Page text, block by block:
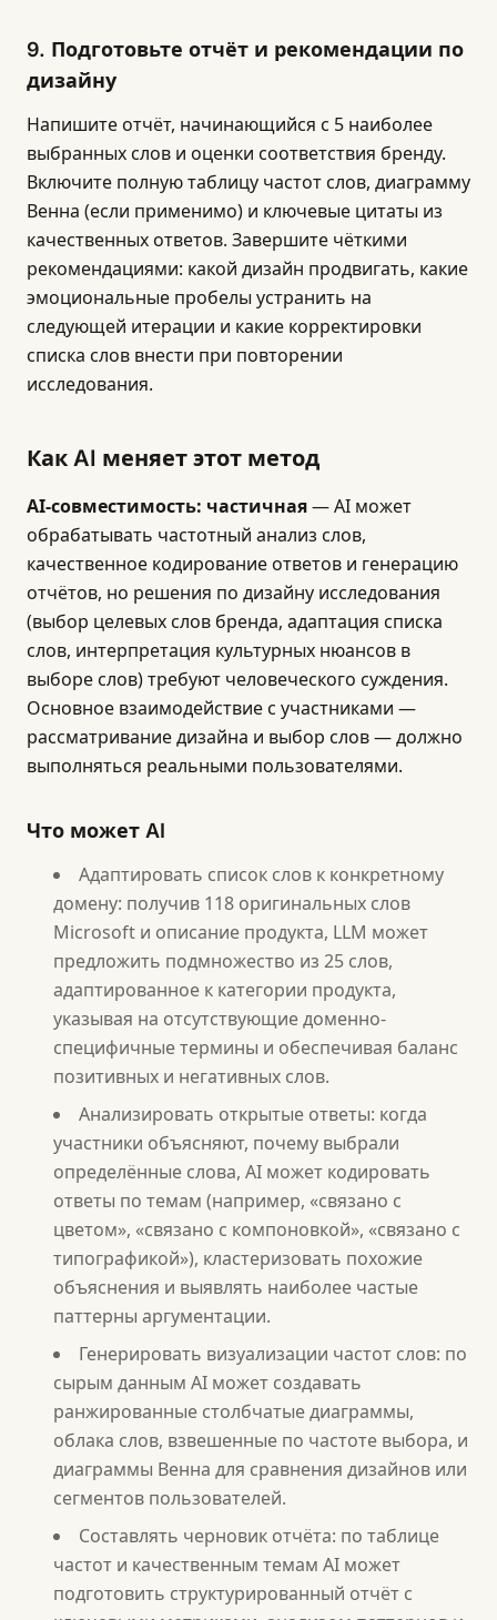
9. Подготовьте отчёт и рекомендации по
дизайну
Напишите отчёт, начинающийся с 5 наиболее
выбранных слов и оценки соответствия бренду.
Включите полную таблицу частот слов, диаграмму
Венна (если применимо) и ключевые цитаты из
качественных ответов. Завершите чёткими
рекомендациями: какой дизайн продвигать, какие
эмоциональные пробелы устранить на
следующей итерации и какие корректировки
списка слов внести при повторении
исследования.
Как AI меняет этот метод
AI-совместимость: частичная— AI может
обрабатывать частотный анализ слов,
качественное кодирование ответов и генерацию
отчётов, но решения по дизайну исследования
(выбор целевых слов бренда, адаптация списка
слов, интерпретация культурных нюансов в
выборе слов) требуют человеческого суждения.
Основное взаимодействие с участниками —
рассматривание дизайна и выбор слов — должно
выполняться реальными пользователями.
Что может AI
Адаптировать список слов к конкретному
домену: получив 118 оригинальных слов
Microsoft и описание продукта, LLM может
предложить подмножество из 25 слов,
адаптированное к категории продукта,
указывая на отсутствующие доменно-
специфичные термины и обеспечивая баланс
позитивных и негативных слов.
Анализировать открытые ответы: когда
участники объясняют, почему выбрали
определённые слова, AI может кодировать
ответы по темам (например, «связано с
цветом», «связано с компоновкой», «связано с
типографикой»), кластеризовать похожие
объяснения и выявлять наиболее частые
паттерны аргументации.
Генерировать визуализации частот слов: по
сырым данным AI может создавать
ранжированные столбчатые диаграммы,
облака слов, взвешенные по частоте выбора, и
диаграммы Венна для сравнения дизайнов или
сегментов пользователей.
Составлять черновик отчёта: по таблице
частот и качественным темам AI может
подготовить структурированный отчёт с